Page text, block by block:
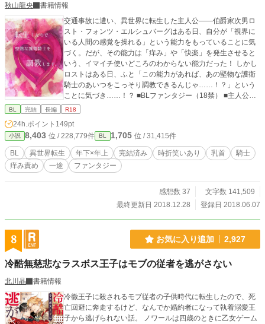
秋山龍央
書籍情報
交通事故に遭い、異世界に転生した主人公――伯爵家次男ロ
スト・フォンツ・エルシュバーグはある日、自分が「視界に
いる人間の感覚を操れる」という能力をもっていることに気
づく。だが、その能力は「痒み」や「快楽」を発生させると
いう、イマイチ使いどころのわからない能力だった！ しかし
ロストはある日、ふと「この能力があれば、あの堅物な護衛
騎士のあいつをこっそり調教できるんじゃ……！？」という
ことに気づき……！？ ■BLファンタジー（18禁） ■主人公攻×
護衛騎士受
BL 完結 長編 R18
24h.ポイント 149pt
小説 8,403 位 / 228,779件 BL 1,705 位 / 31,415件
BL 異世界転生 年下×年上 完結済み 時折笑いあり 乳首
騎士
痒み責め
一途 ファンタジー
感想数 37
文字数 141,509
最終更新日 2018.12.28
登録日 2018.06.07
8 お気に入り追加 2,927
冷酷無慈悲なラスボス王子はモブの従者を逃がさない
北川晶
書籍情報
冷徹王子に殺されるモブ従者の子供時代に転生したので、死
亡回避に奔走するけど、なんでか婚約者になって執着溺愛王
子から逃げられない話。 ノワールは四歳のときに乙女ゲーム